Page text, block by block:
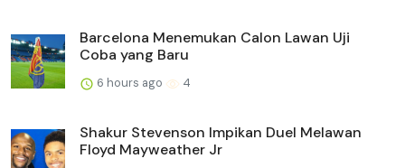
Barcelona Menemukan Calon Lawan Uji
Coba yang Baru
6 hours ago 4
Shakur Stevenson Impikan Duel Melawan
Floyd Mayweather Jr